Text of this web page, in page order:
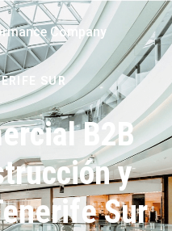
Company
SUR
B2B
y
Sur